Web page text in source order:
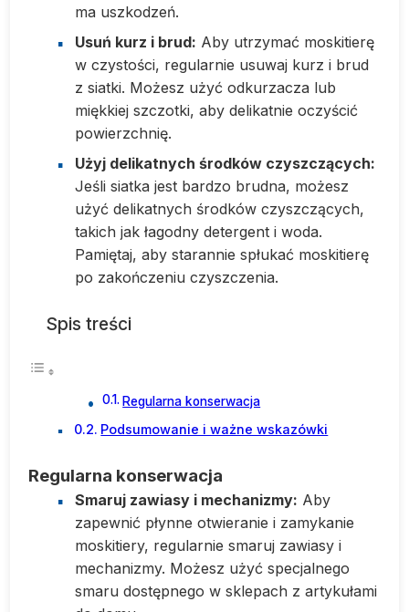
ma uszkodzeń.
Usuń kurz i brud: Aby utrzymać moskitierę
w czystości, regularnie usuwaj kurz i brud
z siatki. Możesz użyć odkurzacza lub
miękkiej szczotki, aby delikatnie oczyścić
powierzchnię.
Użyj delikatnych środków czyszczących:
Jeśli siatka jest bardzo brudna, możesz
użyć delikatnych środków czyszczących,
takich jak łagodny detergent i woda.
Pamiętaj, aby starannie spłukać moskitierę
po zakończeniu czyszczenia.
Spis treści
Regularna konserwacja
Podsumowanie i ważne wskazówki
Regularna konserwacja
Smaruj zawiasy i mechanizmy: Aby
zapewnić płynne otwieranie i zamykanie
moskitiery, regularnie smaruj zawiasy i
mechanizmy. Możesz użyć specjalnego
smaru dostępnego w sklepach z artykułami